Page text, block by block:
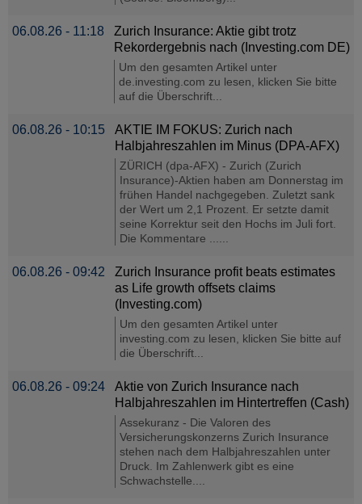
06.08.26 - 11:18
Zurich Insurance: Aktie gibt trotz
Rekordergebnis nach (Investing.com DE)
Um den gesamten Artikel unter
de.investing.com zu lesen, klicken Sie bitte
auf die Überschrift...
06.08.26 - 10:15
AKTIE IM FOKUS: Zurich nach
Halbjahreszahlen im Minus (DPA-AFX)
ZÜRICH (dpa-AFX) - Zurich (Zurich
Insurance)-Aktien haben am Donnerstag im
frühen Handel nachgegeben. Zuletzt sank
der Wert um 2,1 Prozent. Er setzte damit
seine Korrektur seit den Hochs im Juli fort.
Die Kommentare ......
06.08.26 - 09:42
Zurich Insurance profit beats estimates
as Life growth offsets claims
(Investing.com)
Um den gesamten Artikel unter
investing.com zu lesen, klicken Sie bitte auf
die Überschrift...
06.08.26 - 09:24
Aktie von Zurich Insurance nach
Halbjahreszahlen im Hintertreffen (Cash)
Assekuranz - Die Valoren des
Versicherungskonzerns Zurich Insurance
stehen nach dem Halbjahreszahlen unter
Druck. Im Zahlenwerk gibt es eine
Schwachstelle....